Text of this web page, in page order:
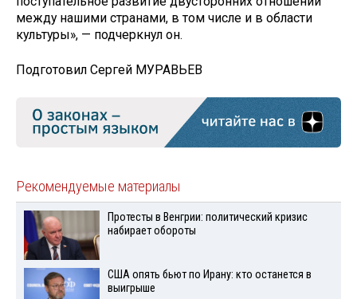
между нашими странами, в том числе и в области
культуры», — подчеркнул он.
Подготовил Сергей МУРАВЬЕВ
Рекомендуемые материалы
Протесты в Венгрии: политический кризис
набирает обороты
США опять бьют по Ирану: кто останется в
выигрыше